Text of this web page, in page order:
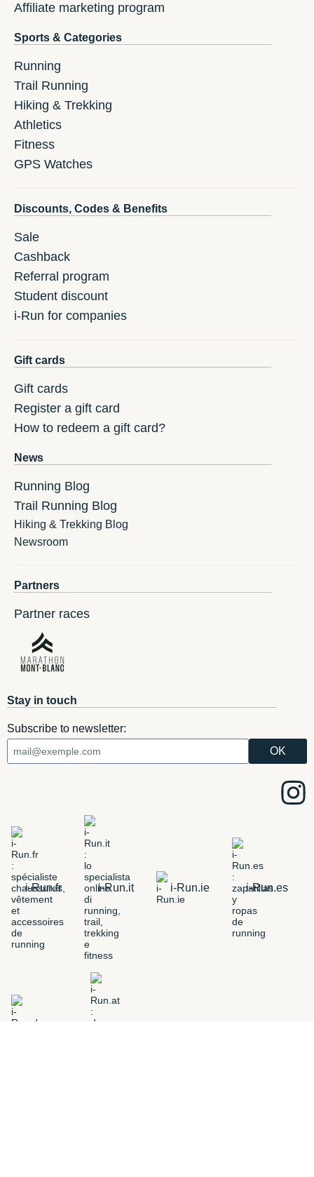
Affiliate marketing program
Sports & Categories
Running
Trail Running
Hiking & Trekking
Athletics
Fitness
GPS Watches
Discounts, Codes & Benefits
Sale
Cashback
Referral program
Student discount
i-Run for companies
Gift cards
Gift cards
Register a gift card
How to redeem a gift card?
News
Running Blog
Trail Running Blog
Hiking & Trekking Blog
Newsroom
Partners
Partner races
Stay in touch
Subscribe to newsletter:
i-Run.fr i-Run.it i-Run.ie i-Run.es